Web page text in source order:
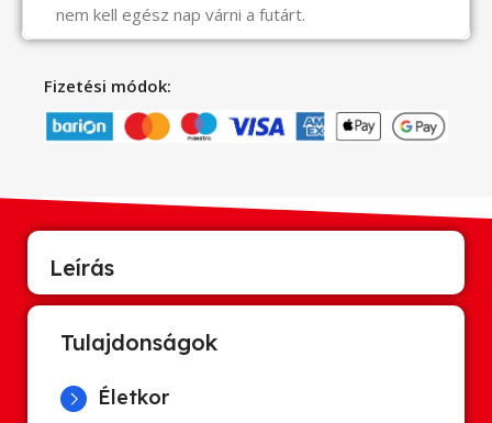
nem kell egész nap várni a futárt.
Fizetési módok:
Leírás
Tulajdonságok
Életkor